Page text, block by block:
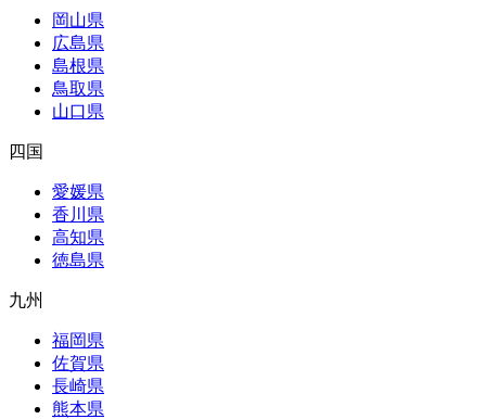
岡山県
広島県
島根県
鳥取県
山口県
四国
愛媛県
香川県
高知県
徳島県
九州
福岡県
佐賀県
長崎県
熊本県